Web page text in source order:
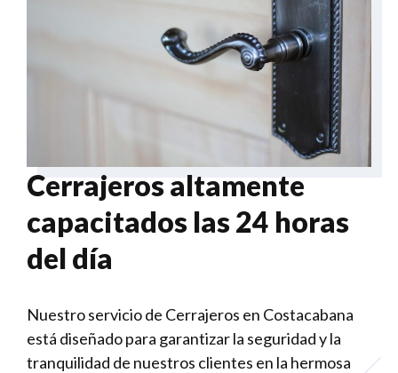
Cerrajeros altamente
capacitados las 24 horas
del día
Nuestro servicio de Cerrajeros en Costacabana
está diseñado para garantizar la seguridad y la
tranquilidad de nuestros clientes en la hermosa